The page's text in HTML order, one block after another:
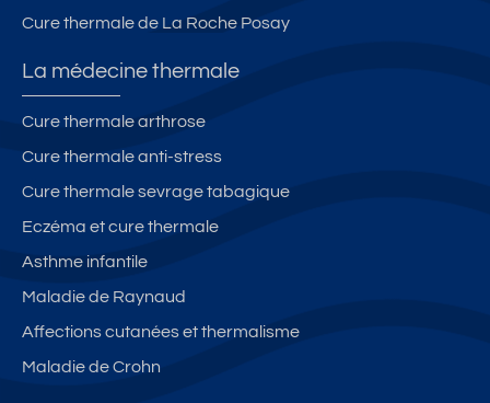
Cure thermale de La Roche Posay
La médecine thermale
Cure thermale arthrose
Cure thermale anti-stress
Cure thermale sevrage tabagique
Eczéma et cure thermale
Asthme infantile
Maladie de Raynaud
Affections cutanées et thermalisme
Maladie de Crohn